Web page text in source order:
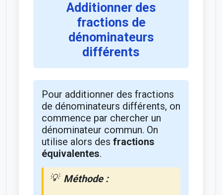
Additionner des
fractions de
dénominateurs
différents
Pour additionner des fractions
de dénominateurs différents, on
commence par chercher un
dénominateur commun. On
utilise alors des fractions
équivalentes.
Méthode :